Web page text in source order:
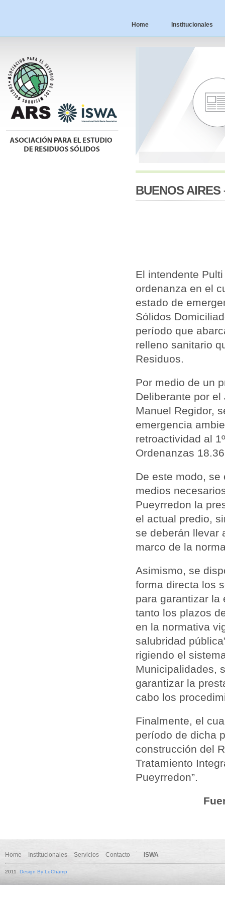
Home Institucionales
BUENOS AIRES
El intendente
ordenanza en el
estado de
Sólidos
período que
relleno sanitario
Residuos.
Por medio de un
Deliberante por
Manuel Regidor,
emergencia
retroactividad al
Ordenanzas
De este modo, se
medios
Pueyrredon la
el actual predio,
se deberán llevar
marco de la
Asimismo, se
forma directa los
para garantizar la
tanto los plazos
en la normativa
salubridad
rigiendo el
Municipalidades,
garantizar la
cabo los
Finalmente, el
período de dicha
construcción del
Tratamiento
Pueyrredon”.
Home Institucionales Servicios Contacto ISWA
2011 Design By LeChamp